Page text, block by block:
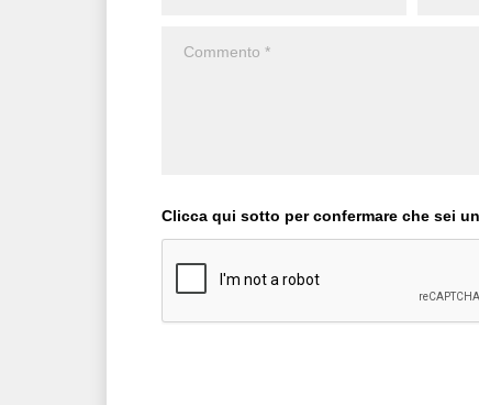
Clicca qui sotto per confermare che sei